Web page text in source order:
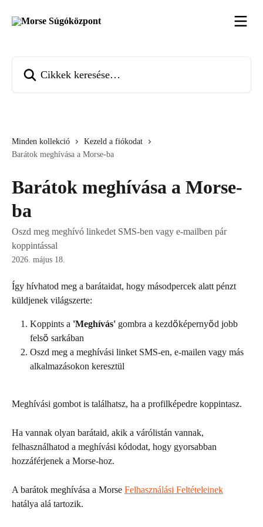
Minden kollekció
Kezeld a fiókodat
Barátok meghívása a Morse-ba
Barátok meghívása a Morse-
ba
Oszd meg meghívó linkedet SMS-ben vagy e-mailben pár
koppintással
2026. május 18.
Így hívhatod meg a barátaidat, hogy másodpercek alatt pénzt
küldjenek világszerte:
Koppints a 'Meghívás' gombra a kezdőképernyőd jobb
felső sarkában
Oszd meg a meghívási linket SMS-en, e-mailen vagy más
alkalmazásokon keresztül
Meghívási gombot is találhatsz, ha a profilképedre koppintasz.
Ha vannak olyan barátaid, akik a várólistán vannak,
felhasználhatod a meghívási kódodat, hogy gyorsabban
hozzáférjenek a Morse-hoz.
A barátok meghívása a Morse Felhasználási Feltételeinek
hatálya alá tartozik.